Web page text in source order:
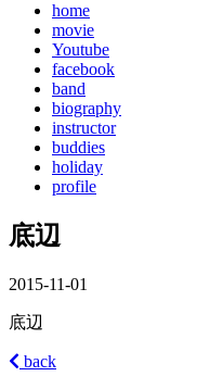
home
movie
Youtube
facebook
band
biography
instructor
buddies
holiday
profile
底辺
2015-11-01
底辺
back